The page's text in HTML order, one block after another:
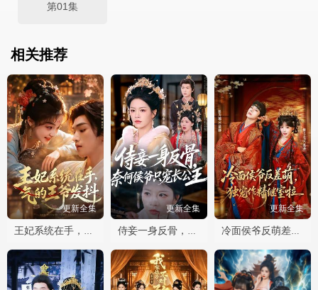
第01集
相关推荐
更新全集
王妃系统在手，气的王爷发抖
更新全集
侍妾一身反骨，奈何侯爷只宠长公主
更新全集
冷面侯爷反萌差，独宠作精继室啦